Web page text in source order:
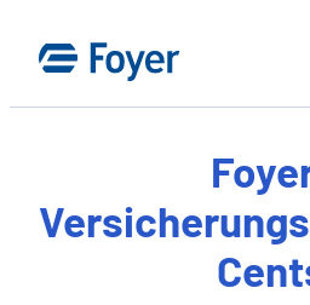
Inhalt
springen